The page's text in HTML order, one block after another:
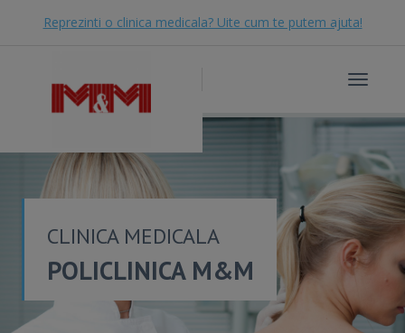
Reprezinti o clinica medicala? Uite cum te putem ajuta!
Toggle
CLINICA MEDICALA
POLICLINICA M&M